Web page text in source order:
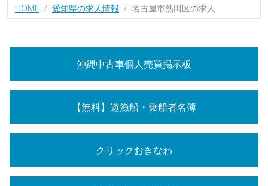
HOME 愛知県の求人情報 名古屋市熱田区の求人
沖縄中古車個人売買掲示板
【無料】遊漁船・乗船者名簿
クリックおきなわ